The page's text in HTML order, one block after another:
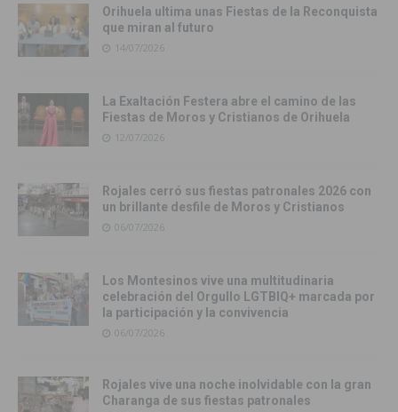
Orihuela ultima unas Fiestas de la Reconquista
que miran al futuro
14/07/2026
La Exaltación Festera abre el camino de las
Fiestas de Moros y Cristianos de Orihuela
12/07/2026
Rojales cerró sus fiestas patronales 2026 con
un brillante desfile de Moros y Cristianos
06/07/2026
Los Montesinos vive una multitudinaria
celebración del Orgullo LGTBIQ+ marcada por
la participación y la convivencia
06/07/2026
Rojales vive una noche inolvidable con la gran
Charanga de sus fiestas patronales